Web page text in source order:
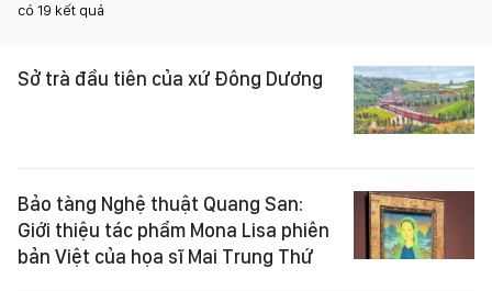
có 19 kết quả
Sở trà đầu tiên của xứ Đông Dương
Bảo tàng Nghệ thuật Quang San:
Giới thiệu tác phẩm Mona Lisa phiên
bản Việt của họa sĩ Mai Trung Thứ